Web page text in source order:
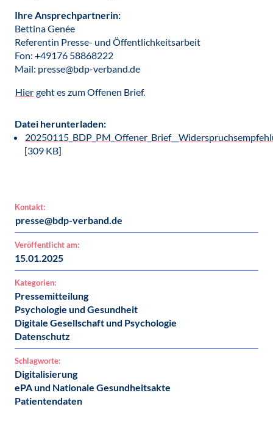
Ihre Ansprechpartnerin:
Bettina Genée
Referentin Presse- und Öffentlichkeitsarbeit
Fon: +49176 58868222
Mail: presse@bdp-verband.de
Hier geht es zum Offenen Brief.
Datei herunterladen:
[309 KB]
Kontakt:
presse@bdp-verband.de
Veröffentlicht am:
15.01.2025
Kategorien:
Pressemitteilung
Psychologie und Gesundheit
Digitale Gesellschaft und Psychologie
Datenschutz
Schlagworte:
Digitalisierung
ePA und Nationale Gesundheitsakte
Patientendaten